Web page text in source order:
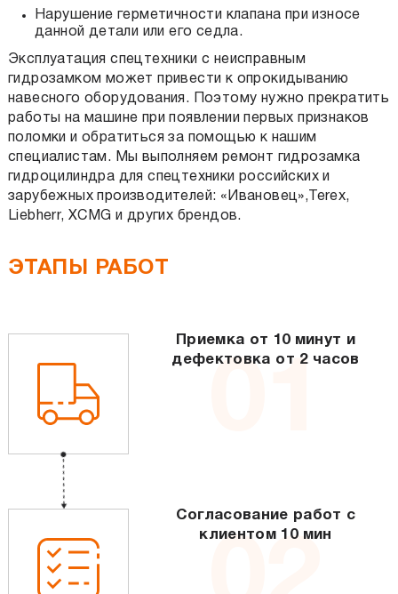
Нарушение герметичности клапана при износе
данной детали или его седла.
Эксплуатация спецтехники с неисправным
гидрозамком может привести к опрокидыванию
навесного оборудования. Поэтому нужно прекратить
работы на машине при появлении первых признаков
поломки и обратиться за помощью к нашим
специалистам. Мы выполняем ремонт гидрозамка
гидроцилиндра для спецтехники российских и
зарубежных производителей: «Ивановец»,Terex,
Liebherr, XCMG и других брендов.
ЭТАПЫ РАБОТ
Приемка от 10 минут и
дефектовка от 2 часов
Согласование работ с
клиентом 10 мин